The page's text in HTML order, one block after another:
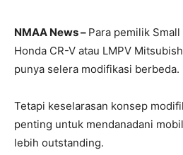
NMAA News – Para pemilik
Honda CR-V atau LMPV
punya selera modifikasi berbeda.
Tetapi keselarasan konsep
penting untuk mendanadani
lebih outstanding.